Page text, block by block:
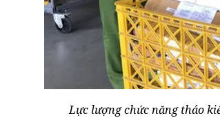
Lực lượng chức năng tháo